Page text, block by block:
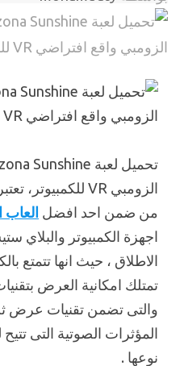
من ضمن احد افضل العاب
اجهزة الكمبيوتر
الاطلاق ، حيث انها تتمتع
المؤثرات الصوتية التى
نوعها .